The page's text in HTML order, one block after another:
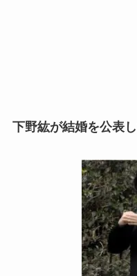
下野紘が結婚を公表